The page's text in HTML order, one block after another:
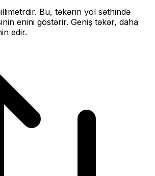
Bu, təkərin yol səthində
enini göstərir. Geniş təkər, daha
edir.